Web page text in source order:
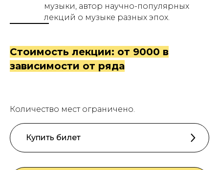
музыки, автор научно-популярных
лекций о музыке разных эпох.
Стоимость лекции: от 9000 в
зависимости от ряда
Количество мест ограничено.
Купить билет